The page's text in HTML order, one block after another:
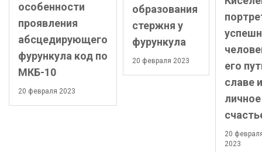
особенности
проявления
абсцедирующего
фурункула код по
МКБ-10
20 февраля 2023
образования
стержня у
фурункула
20 февраля 2023
его
славе и
личное
20
2023